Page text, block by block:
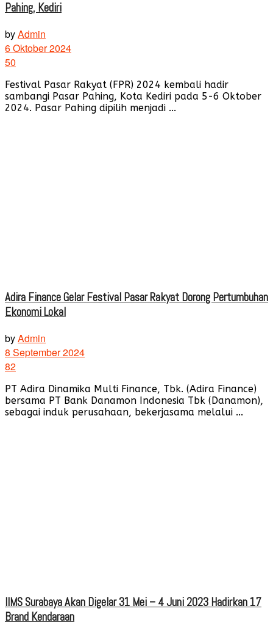
Pahing, Kediri
byAdmin
6 Oktober 2024
50
Festival Pasar Rakyat (FPR) 2024 kembali hadir
sambangi Pasar Pahing, Kota Kediri pada 5-6 Oktober
2024. Pasar Pahing dipilih menjadi ...
Adira Finance Gelar Festival Pasar Rakyat Dorong Pertumbuhan
Ekonomi Lokal
byAdmin
8 September 2024
82
PT Adira Dinamika Multi Finance, Tbk. (Adira Finance)
bersama PT Bank Danamon Indonesia Tbk (Danamon),
sebagai induk perusahaan, bekerjasama melalui ...
IIMS Surabaya Akan Digelar 31 Mei – 4 Juni 2023 Hadirkan 17
Brand Kendaraan